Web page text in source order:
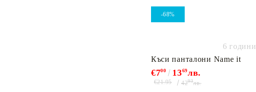
-68%
6 години
Къси панталони Name it
€700 1369лв.
€21.95 4293лв.